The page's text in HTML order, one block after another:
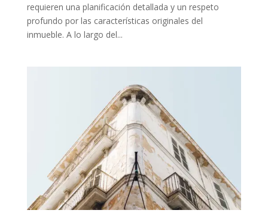
requieren una planificación detallada y un respeto
profundo por las características originales del
inmueble. A lo largo del...